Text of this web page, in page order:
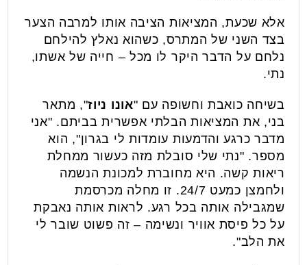
אלא שכעת, המציאות הציבה אותו למרבה הצער
בצד השני של המתרס, כשהוא נאלץ להילחם
נלחם על הדבר היקר לו מכל – חייה של אשתו,
נתי.
בשיחה כואבת וחשופה עם "אונו ניוז", מתאר
בני, את המציאות הבלתי אפשרית בביתם. "אני
מדבר כרגע והדמעות עומדות לי בגרון", הוא
מספר. "נתי שלי סובלת מזה כעשור ממחלת
ריאות קשה. היא מחוברת למכונת הנשמה
ולחמצן כמעט 24/7. זו מחלה מכרסמת
שמגבילה אותה בכל רגע. לראות אותה נאבקת
על כל פיסת אוויר ונשימה – זה פשוט שובר לי
את הלב".